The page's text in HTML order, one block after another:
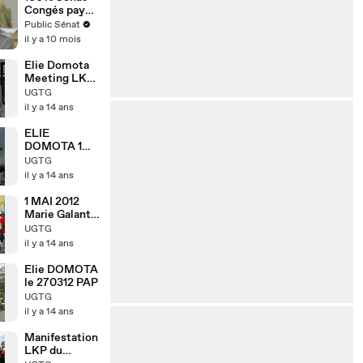
affirme
Murielle
Guilbert,
codéléguée
générale de
l'Union
syndicale
Solidaires
Congés payés
et droit
européen : où
France ?
Public Sénat
il y a 10 mois
Elie Domota
Meeting LKP
140512 PAP
UGTG
il y a 14 ans
ELIE
DOMOTA 1
MAI 2012
Marie-Galante
UGTG
il y a 14 ans
1 MAI 2012
Marie Galante
Guadeloupe
UGTG
il y a 14 ans
Elie DOMOTA
le 270312 PAP
UGTG
il y a 14 ans
Manifestation
LKP du